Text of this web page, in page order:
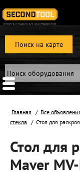
Поиск на карте
Главная Все
стекла
Стол для
Стол для
Maver